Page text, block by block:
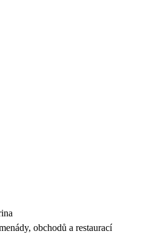
obchodů a restaurací